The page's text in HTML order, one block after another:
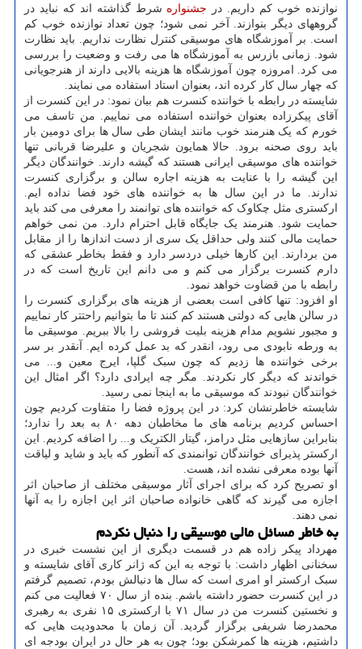
نوازنده خوب کم داریم. در جشنواره شرط گذاشته اند که نباید در
گروههای دیگر بنوازند. آخر نمی شود؛ چون تعداد نوازنده خوب کم
است. بر آموزشگاه های موسیقی کنترل نظارت نداریم. باید نظارت
شود. زمانی بازرس به آموزشگاه ها می رفت و وضعیت را بررسی
می کرد. امروزه چون آموزشگاه ها هزینه بالایی دارند از هنرجویانی
که چهار سال کار کرده اند، بعنوان استاد استفاده می نمایند.
شایسته در رابطه با خواننده کنسرت هم بیان نمود: در این کنسرت از
آقای پیکرزاده بعنوان خواننده استفاده می نماییم. من تاسف می
خورم که یک هنرمند خوب مانند ایشان طی سال ها برای دومین بار
باید روی صحنه برود. حالا همایون شجریان و علیرضا قربانی تنها
خواننده های موسیقی ایرانی هستند که گیشه دارند. خوانندگان دیگر
این گیشه را با عنایت به هزینه اجاره سالن و برگزاری کنسرت
ندارند. ما در این سال ها به خواننده های خود فضا نداده ایم.
ارکستری مثل چکاوک که خواننده های توانمند را معرفی می کند باید
حمایت شود. هنرمند یک جایگاه قابل احترام دارد. من نمی خواهم
حمایت مالی کنند ولی حداقل یک سری از دست اندازها را از مقابل
من بردارند. این کارها خیلی دردسر دارد و فقط بخاطر عشقی که
دارم کنسرت برگزار می کنم و می دانم این تاریخ است که در
رابطه با من قضاوت خواهد نمود.
او افزود: تنها کافی است بعضی از هزینه های برگزاری کنسرت را
در سالن هایی که دولتی هستند کم کنند تا ما بتوانیم راحتتر کار نماییم
و مجبور نشویم مدام هزینه بلیت فروشی را بالا ببریم. موسیقی ما
به ورطه نابودی می رود، انقدر که بد عمل کرده ایم. آنقدر بر سر
برخی خواننده ها زدیم که چون سبک گلپا، ایرج معین و... می
خواندند که دیگر کار نکردند. مگر چه ایرادی دارد؟ اگر امثال این
خوانندگان نبودند که موسیقی ما به اینجا نمی رسید.
شایسته خاطرنشان کرد: در این پروژه فضا را متفاوت کردیم چون
احساس کردیم برنامه های ما مخاطبان دهه ۸۰ به بعد را ندارد؛
بنابراین سازهایی مثل درامز، گیتار الکتریک و... را اضافه کردیم. این
ارکستر پذیرای خوانندگان توانمندی که آنطور که باید و شاید و لیاقت
آنها بوده معرفی نشده اند، هست.
او تصریح کرد که برای اجرای آثار موسیقی مختلف از صاحبان اثر
اجازه می گیرند که گاهی خانواده صاحبان اثر این اجازه را به آنها
نمی دهند.
به خاطر مسائل مالی موسیقی را دنبال نکردم
مهرداد پیکر زاده هم در قسمت دیگری از این نشست خبری در
سخنانی اظهار داشت: با توجه به این که ژانر کاری آقای شایسته و
سبک ارکستر او امری است که سال ها دنبالش بودم، تصمیم گرفتم
در این کنسرت حضور داشته باشم. بنده از سال ۷۰ فعالیت می کنم
و نخستین کنسرت من در سال ۷۱ با ارکستری ۱۵ نفری به رهبری
محمدرضا شریفی برگزار گردید. آن زمان با محدودیت هایی که
داشتیم، هزینه ها کمرشکن بود؛ چون به هر حال در ایران بودجه ای